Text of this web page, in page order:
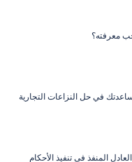
معرفته؟
في حل النزاعات التجارية
المنفذ في تنفيذ الأحكام